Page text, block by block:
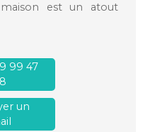
est un atout
99 47
un